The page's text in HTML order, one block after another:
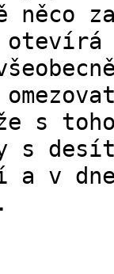
něco
otevírá
s
s
a v